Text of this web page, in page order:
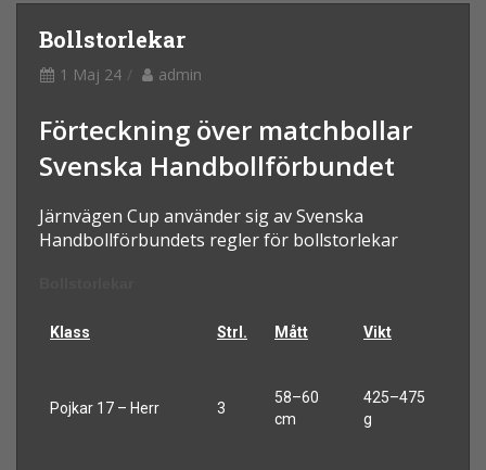
Bollstorlekar
1 Maj 24 admin
Förteckning över matchbollar
Svenska Handbollförbundet
Järnvägen Cup använder sig av Svenska
Handbollförbundets regler för bollstorlekar
Klass Strl. Mått Vikt
Pojkar 17 – Herr 3
58–60
cm
425–475
g